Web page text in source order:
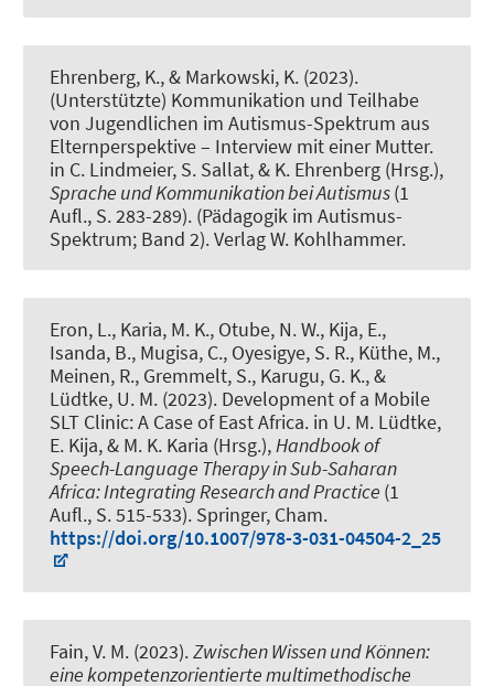
Ehrenberg, K., & Markowski, K. (2023).
(Unterstützte) Kommunikation und Teilhabe
von Jugendlichen im Autismus-Spektrum aus
Elternperspektive – Interview mit einer Mutter.
in C. Lindmeier, S. Sallat, & K. Ehrenberg (Hrsg.),
Sprache und Kommunikation bei Autismus(1
Aufl., S. 283-289). (Pädagogik im Autismus-
Spektrum; Band 2). Verlag W. Kohlhammer.
Eron, L., Karia, M. K., Otube, N. W., Kija, E.,
Isanda, B., Mugisa, C., Oyesigye, S. R., Küthe, M.,
Meinen, R., Gremmelt, S., Karugu, G. K., &
Lüdtke, U. M. (2023). Development of a Mobile
SLT Clinic: A Case of East Africa. in U. M. Lüdtke,
E. Kija, & M. K. Karia (Hrsg.),Handbook of
Speech-Language Therapy in Sub-Saharan
Africa: Integrating Research and Practice (1
Aufl., S. 515-533). Springer, Cham.
https://doi.org/10.1007/978-3-031-04504-2_25
Fain, V. M. (2023).Zwischen Wissen und Können:
eine kompetenzorientierte multimethodische